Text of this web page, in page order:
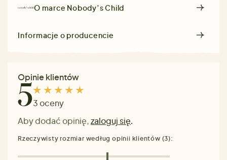
O marce Nobody’s Child
Informacje o producencie
Opinie klientów
53 oceny
Aby dodać opinię,zaloguj się.
Rzeczywisty rozmiar według opinii klientów (3):